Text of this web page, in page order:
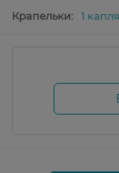
Крапельки:
1 капля